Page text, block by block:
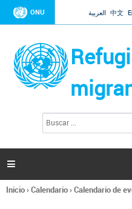
Jump
ONU العربية 中文
l
s

Se
Inicio›Calendario›Calendario de